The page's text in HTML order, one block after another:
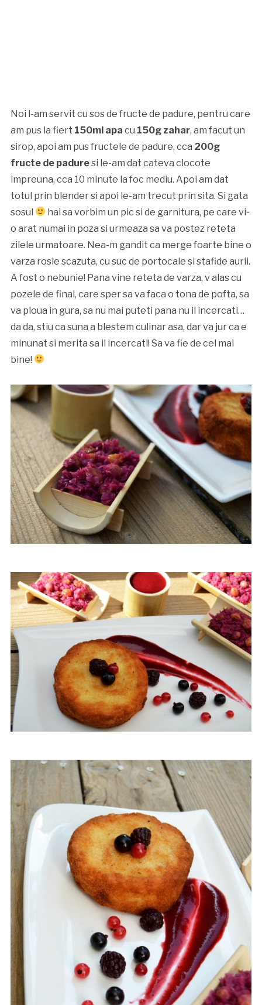
Noi l-am servit cu sos de fructe de padure, pentru care
am pus la fiert 150ml apa cu 150g zahar, am facut un
sirop, apoi am pus fructele de padure, cca 200g
fructe de paduresi le-am dat cateva clocote
impreuna, cca 10 minute la foc mediu. Apoi am dat
totul prin blender si apoi le-am trecut prin sita. Si gata
sosul
hai sa vorbim un pic si de garnitura, pe care vi-
o arat numai in poza si urmeaza sa va postez reteta
zilele urmatoare. Nea-m gandit ca merge foarte bine o
varza rosie scazuta, cu suc de portocale si stafide aurii.
A fost o nebunie! Pana vine reteta de varza, v alas cu
pozele de final, care sper sa va faca o tona de pofta, sa
va ploua in gura, sa nu mai puteti pana nu il incercati…
da da, stiu ca suna a blestem culinar asa, dar va jur ca e
minunat si merita sa il incercati! Sa va fie de cel mai
bine!